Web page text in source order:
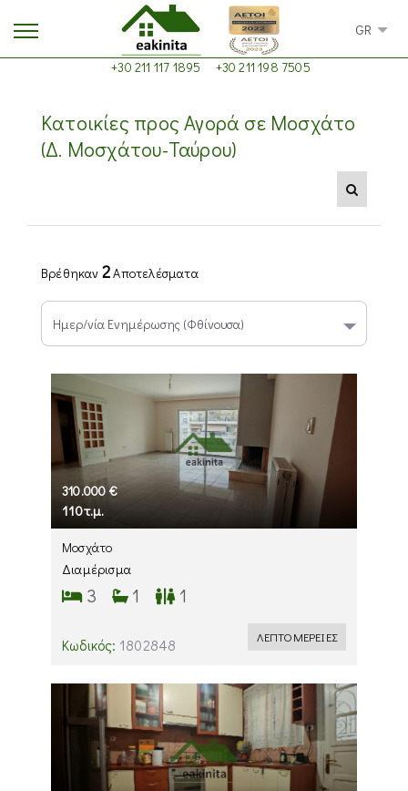
GR
+30 211 117 1895 +30 211 198 7505
Κατοικίες προς Αγορά σε Μοσχάτο
(Δ. Μοσχάτου-Ταύρου)
Βρέθηκαν 2Αποτελέσματα
310.000 €
110τ.μ.
Μοσχάτο
Διαμέρισμα
3 1 1
Κωδικός: 1802848 ΛΕΠΤΟΜΕΡΕΙΕΣ